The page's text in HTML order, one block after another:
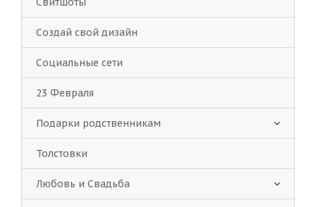
Создай свой дизайн
Социальные сети
23 Февраля
Подарки родственникам
Толстовки
Любовь и Свадьба